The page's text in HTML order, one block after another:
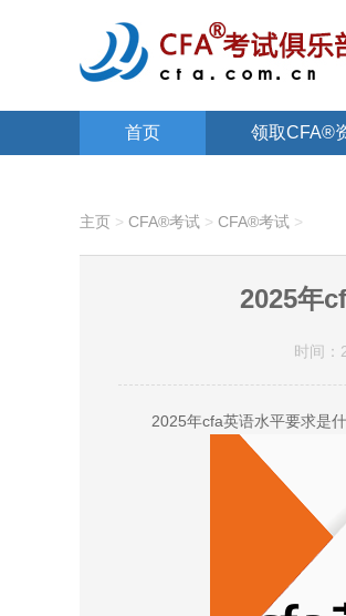
首页 领取CFA®
主页 > CFA®考试 > CFA®考试 >
2025年
时间：
2025年cfa英语水平要求是